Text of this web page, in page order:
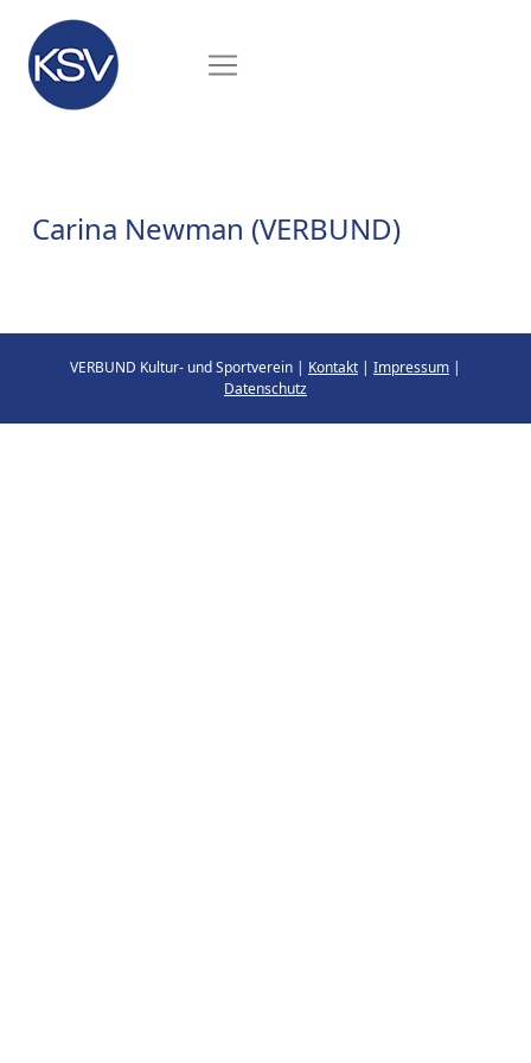
Carina Newman (VERBUND)
VERBUND Kultur- und Sportverein | Kontakt | Impressum |
Datenschutz